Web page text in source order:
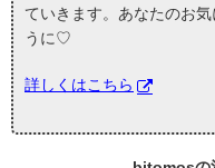
ていきます。あなたのお
うに♡
詳しくはこちら